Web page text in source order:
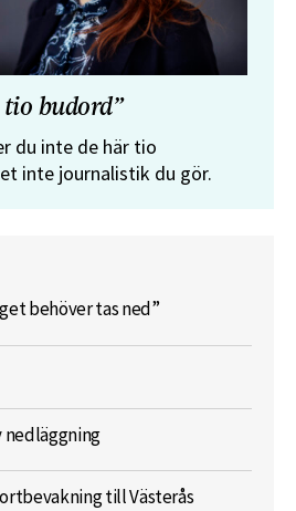
tio budord”
du inte de här tio
inte journalistik du gör.
behöver tas ned”
nedläggning
till Västerås